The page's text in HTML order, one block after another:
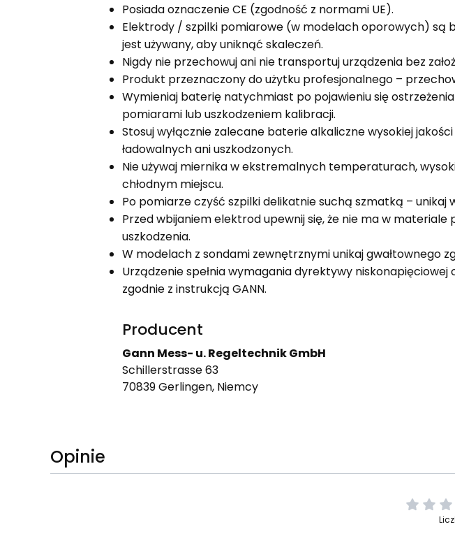
Posiada oznaczenie CE (zgodność z normami UE).
Elektrody / szpilki pomiarowe (w modelach oporowych) są
jest używany, aby uniknąć skaleczeń.
Nigdy nie przechowuj ani nie transportuj urządzenia bez
Produkt przeznaczony do użytku profesjonalnego –
Wymieniaj baterię natychmiast po pojawieniu się
pomiarami lub uszkodzeniem kalibracji.
Stosuj wyłącznie zalecane baterie alkaliczne wysokiej
ładowalnych ani uszkodzonych.
Nie używaj miernika w ekstremalnych temperaturach,
chłodnym miejscu.
Po pomiarze czyść szpilki delikatnie suchą szmatką –
Przed wbijaniem elektrod upewnij się, że nie ma w
uszkodzenia.
W modelach z sondami zewnętrznymi unikaj gwałtownego
Urządzenie spełnia wymagania dyrektywy
zgodnie z instrukcją GANN.
Producent
Gann Mess- u. Regeltechnik GmbH
Schillerstrasse 63
70839 Gerlingen, Niemcy
Opinie